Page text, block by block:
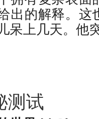
出的解释。这
呆上几天。他
测试